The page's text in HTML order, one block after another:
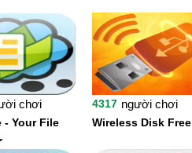
chơi
- Your File
4317 người chơi
Wireless Disk Free